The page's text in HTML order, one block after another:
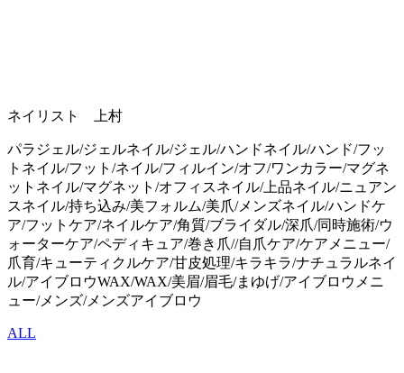
ネイリスト 上村
パラジェル/ジェルネイル/ジェル/ハンドネイル/ハンド/フッ
トネイル/フット/ネイル/フィルイン/オフ/ワンカラー/マグネ
ットネイル/マグネット/オフィスネイル/上品ネイル/ニュアン
スネイル/持ち込み/美フォルム/美爪/メンズネイル/ハンドケ
ア/フットケア/ネイルケア/角質/ブライダル/深爪/同時施術/ウ
ォーターケア/ペディキュア/巻き爪//自爪ケア/ケアメニュー/
爪育/キューティクルケア/甘皮処理/キラキラ/ナチュラルネイ
ル/アイブロウWAX/WAX/美眉/眉毛/まゆげ/アイブロウメニ
ュー/メンズ/メンズアイブロウ
ALL